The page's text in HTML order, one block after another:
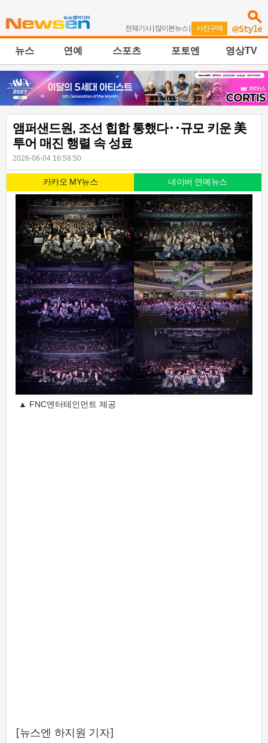
전체기사| 많이본뉴스 | 사진구매
뉴스 연예 스포츠 포토엔 영상TV
앰퍼샌드원, 조선 힙합 통했다‥규모 키운 美
투어 매진 행렬 속 성료
2026-06-04 16:58:50
카카오 MY뉴스 네이버 연예뉴스
▲ FNC엔터테인먼트 제공
[뉴스엔 하지원 기자]